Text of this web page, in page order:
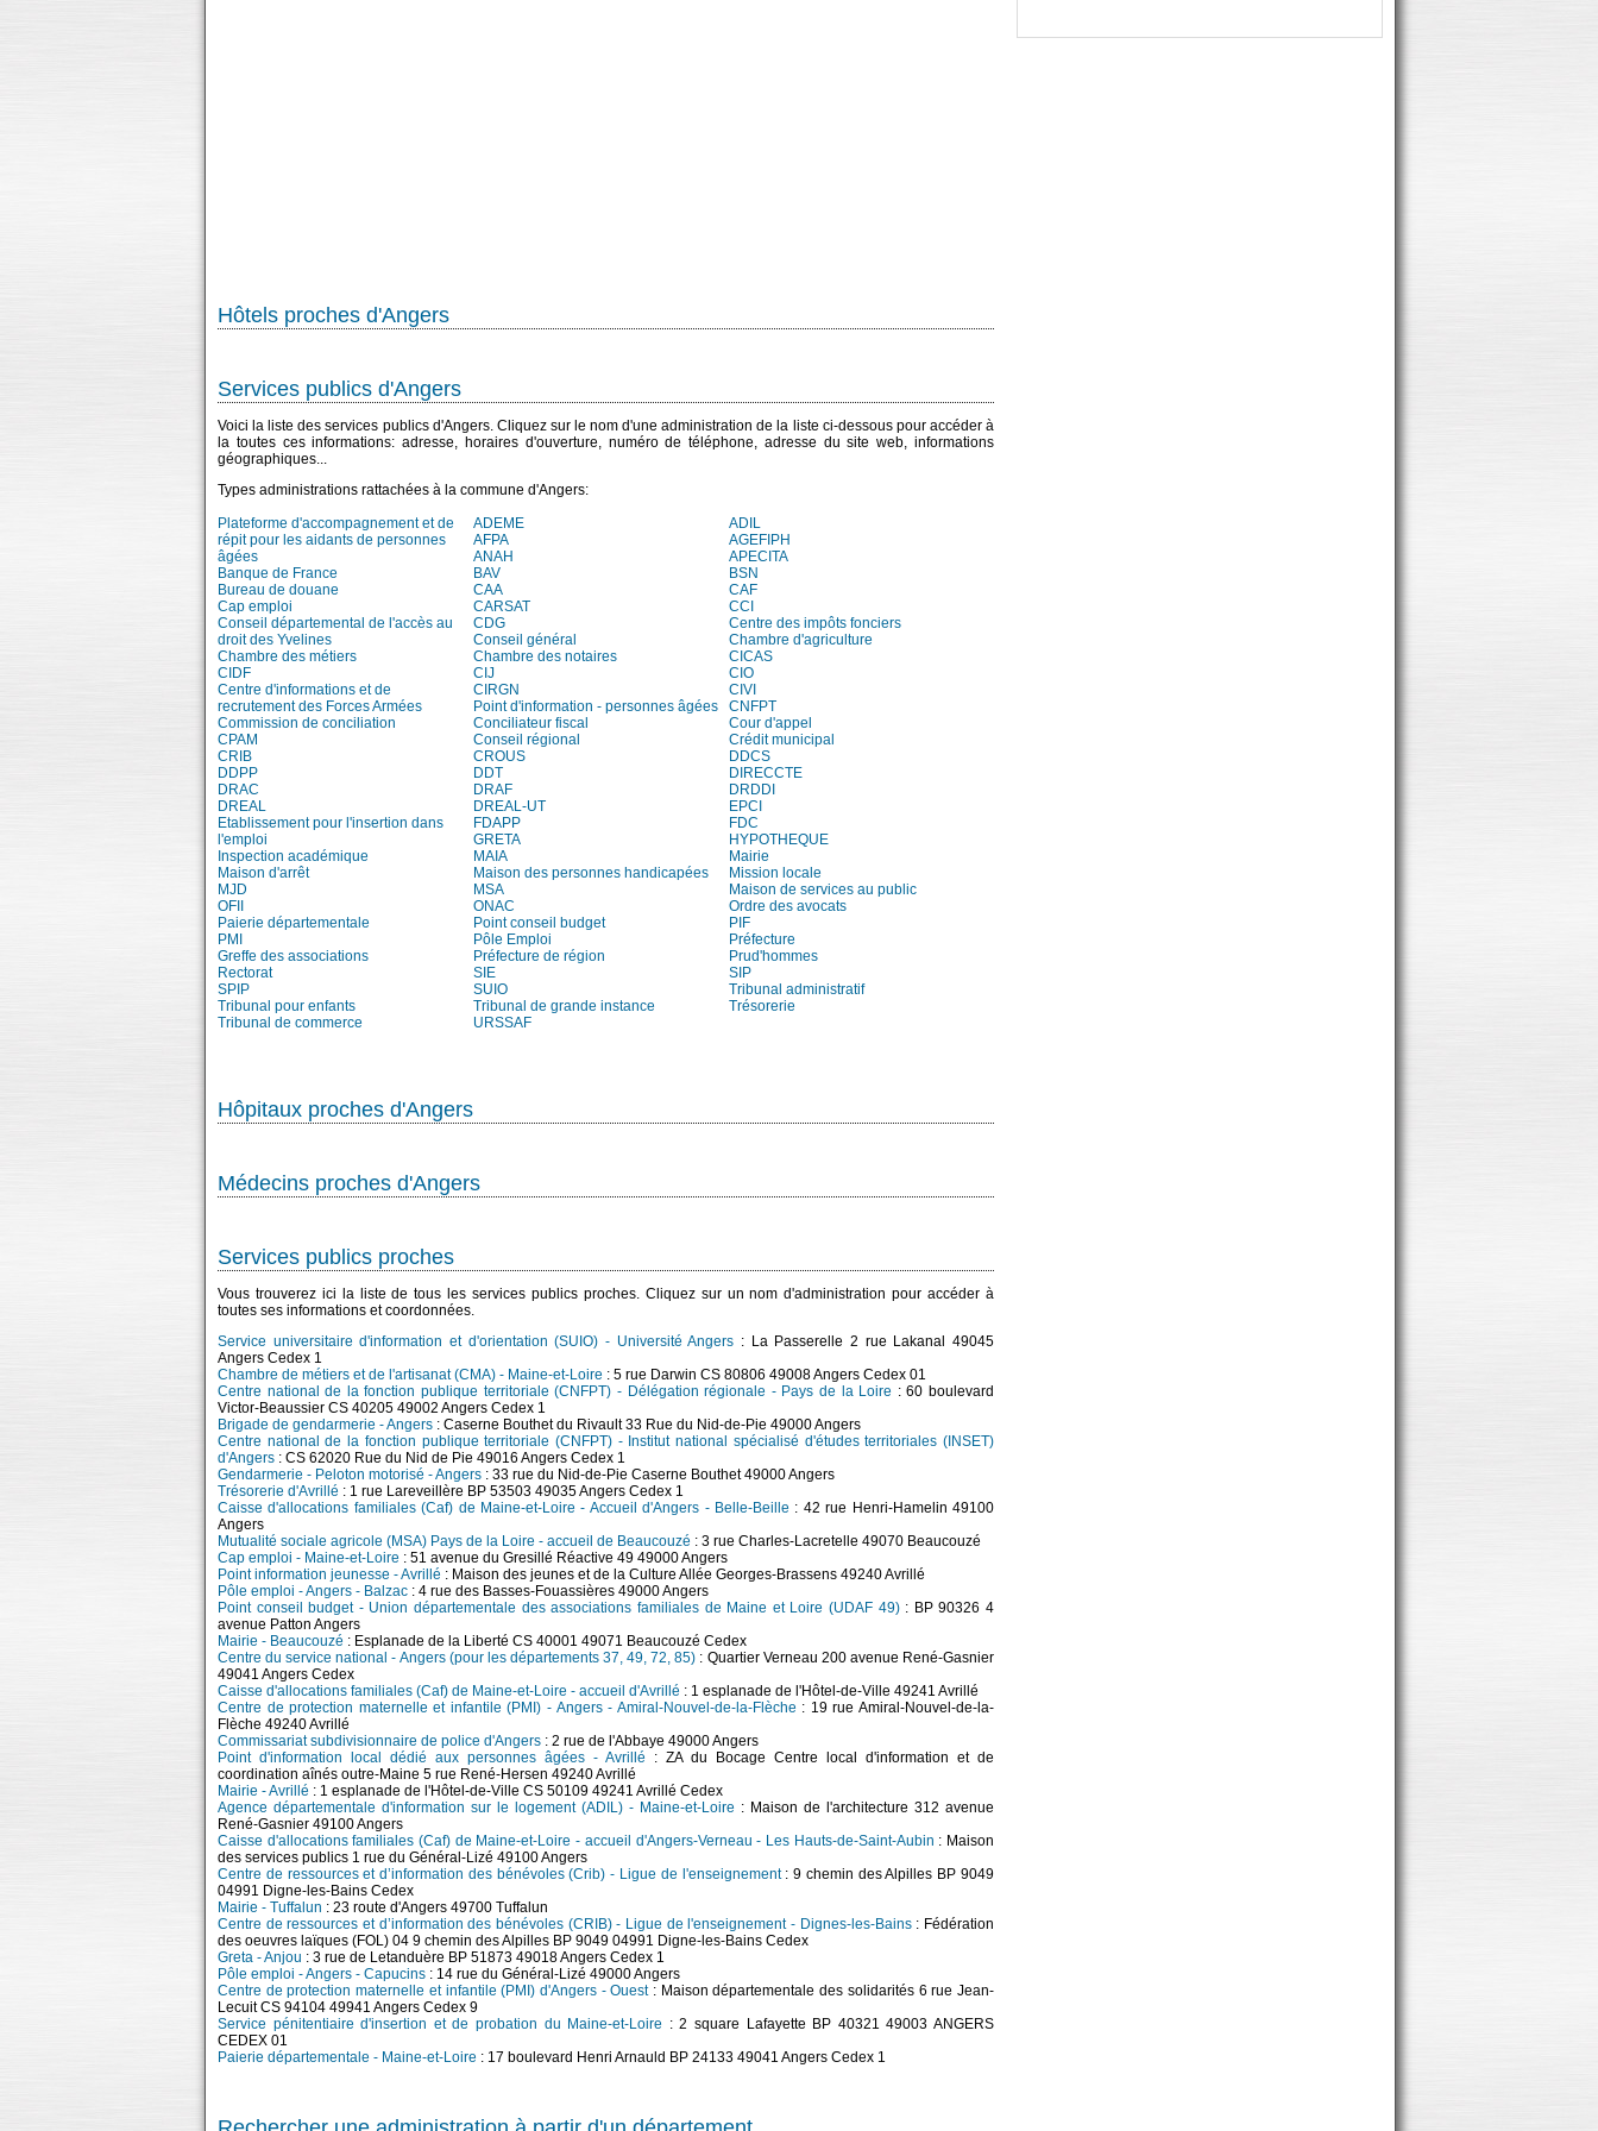
Hôtels proches d'Angers
Services publics d'Angers
Voici la liste des services publics d'Angers. Cliquez sur le nom d'une administration de la liste ci-dessous pour accéder à
la toutes ces informations: adresse, horaires d'ouverture, numéro de téléphone, adresse du site web, informations
géographiques...
Types administrations rattachées à la commune d'Angers:
Plateforme d'accompagnement et de
répit pour les aidants de personnes
âgées
ADEME
ADIL
AFPA
AGEFIPH
ANAH
APECITA
Banque de France
BAV
BSN
Bureau de douane
CAA
CAF
Cap emploi
CARSAT
CCI
Conseil départemental de l'accès au
droit des Yvelines
CDG
Centre des impôts fonciers
Conseil général
Chambre d'agriculture
Chambre des métiers
Chambre des notaires
CICAS
CIDF
CIJ
CIO
Centre d'informations et de
recrutement des Forces Armées
CIRGN
CIVI
Point d'information - personnes âgées
CNFPT
Commission de conciliation
Conciliateur fiscal
Cour d'appel
CPAM
Conseil régional
Crédit municipal
CRIB
CROUS
DDCS
DDPP
DDT
DIRECCTE
DRAC
DRAF
DRDDI
DREAL
DREAL-UT
EPCI
Etablissement pour l'insertion dans
l'emploi
FDAPP
FDC
GRETA
HYPOTHEQUE
Inspection académique
MAIA
Mairie
Maison d'arrêt
Maison des personnes handicapées
Mission locale
MJD
MSA
Maison de services au public
OFII
ONAC
Ordre des avocats
Paierie départementale
Point conseil budget
PIF
PMI
Pôle Emploi
Préfecture
Greffe des associations
Préfecture de région
Prud'hommes
Rectorat
SIE
SIP
SPIP
SUIO
Tribunal administratif
Tribunal pour enfants
Tribunal de grande instance
Trésorerie
Tribunal de commerce
URSSAF
Hôpitaux proches d'Angers
Médecins proches d'Angers
Services publics proches
Vous trouverez ici la liste de tous les services publics proches. Cliquez sur un nom d'administration pour accéder à
toutes ses informations et coordonnées.
Service universitaire d'information et d'orientation (SUIO) - Université Angers : La Passerelle 2 rue Lakanal 49045
Angers Cedex 1
Chambre de métiers et de l'artisanat (CMA) - Maine-et-Loire : 5 rue Darwin CS 80806 49008 Angers Cedex 01
Centre national de la fonction publique territoriale (CNFPT) - Délégation régionale - Pays de la Loire : 60 boulevard
Victor-Beaussier CS 40205 49002 Angers Cedex 1
Brigade de gendarmerie - Angers : Caserne Bouthet du Rivault 33 Rue du Nid-de-Pie 49000 Angers
Centre national de la fonction publique territoriale (CNFPT) - Institut national spécialisé d'études territoriales (INSET)
d'Angers : CS 62020 Rue du Nid de Pie 49016 Angers Cedex 1
Gendarmerie - Peloton motorisé - Angers : 33 rue du Nid-de-Pie Caserne Bouthet 49000 Angers
Trésorerie d'Avrillé : 1 rue Lareveillère BP 53503 49035 Angers Cedex 1
Caisse d'allocations familiales (Caf) de Maine-et-Loire - Accueil d'Angers - Belle-Beille : 42 rue Henri-Hamelin 49100
Angers
Mutualité sociale agricole (MSA) Pays de la Loire - accueil de Beaucouzé : 3 rue Charles-Lacretelle 49070 Beaucouzé
Cap emploi - Maine-et-Loire : 51 avenue du Gresillé Réactive 49 49000 Angers
Point information jeunesse - Avrillé : Maison des jeunes et de la Culture Allée Georges-Brassens 49240 Avrillé
Pôle emploi - Angers - Balzac : 4 rue des Basses-Fouassières 49000 Angers
Point conseil budget - Union départementale des associations familiales de Maine et Loire (UDAF 49): BP 90326 4
avenue Patton Angers
Mairie - Beaucouzé : Esplanade de la Liberté CS 40001 49071 Beaucouzé Cedex
Centre du service national - Angers (pour les départements 37, 49, 72, 85) : Quartier Verneau 200 avenue René-Gasnier
49041 Angers Cedex
Caisse d'allocations familiales (Caf) de Maine-et-Loire - accueil d'Avrillé : 1 esplanade de l'Hôtel-de-Ville 49241 Avrillé
Centre de protection maternelle et infantile (PMI) - Angers - Amiral-Nouvel-de-la-Flèche : 19 rue Amiral-Nouvel-de-la-
Flèche 49240 Avrillé
Commissariat subdivisionnaire de police d'Angers : 2 rue de l'Abbaye 49000 Angers
Point d'information local dédié aux personnes âgées - Avrillé : ZA du Bocage Centre local d'information et de
coordination aînés outre-Maine 5 rue René-Hersen 49240 Avrillé
Mairie - Avrillé : 1 esplanade de l'Hôtel-de-Ville CS 50109 49241 Avrillé Cedex
Agence départementale d'information sur le logement (ADIL) - Maine-et-Loire : Maison de l'architecture 312 avenue
René-Gasnier 49100 Angers
Caisse d'allocations familiales (Caf) de Maine-et-Loire - accueil d'Angers-Verneau - Les Hauts-de-Saint-Aubin : Maison
des services publics 1 rue du Général-Lizé 49100 Angers
Centre de ressources et d’information des bénévoles (Crib) - Ligue de l'enseignement: 9 chemin des Alpilles BP 9049
04991 Digne-les-Bains Cedex
Mairie - Tuffalun : 23 route d'Angers 49700 Tuffalun
Centre de ressources et d’information des bénévoles (CRIB) - Ligue de l'enseignement - Dignes-les-Bains: Fédération
des oeuvres laïques (FOL) 04 9 chemin des Alpilles BP 9049 04991 Digne-les-Bains Cedex
Greta - Anjou : 3 rue de Letanduère BP 51873 49018 Angers Cedex 1
Pôle emploi - Angers - Capucins : 14 rue du Général-Lizé 49000 Angers
Centre de protection maternelle et infantile (PMI) d'Angers - Ouest: Maison départementale des solidarités 6 rue Jean-
Lecuit CS 94104 49941 Angers Cedex 9
Service pénitentiaire d'insertion et de probation du Maine-et-Loire : 2 square Lafayette BP 40321 49003 ANGERS
CEDEX 01
Paierie départementale - Maine-et-Loire : 17 boulevard Henri Arnauld BP 24133 49041 Angers Cedex 1